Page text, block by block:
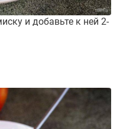
и добавьте к ней 2-